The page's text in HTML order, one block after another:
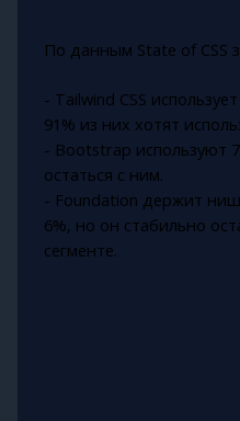
По данным State of CSS
- Tailwind CSS
91% из них хотят
- Bootstrap используют
остаться с ним.
- Foundation держит
6%, но он стабильно
сегменте.